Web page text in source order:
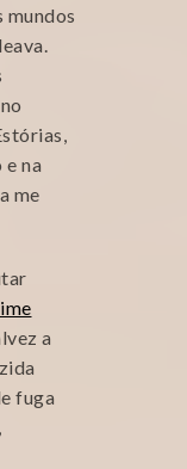
mundos
na
me
a
fuga